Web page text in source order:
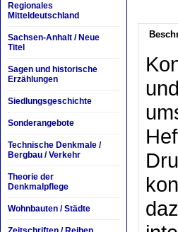
Regionales
Mitteldeutschland
Sachsen-Anhalt / Neue
Titel
Sagen und historische
Erzählungen
Siedlungsgeschichte
Sonderangebote
Technische Denkmale /
Bergbau / Verkehr
Theorie der
Denkmalpflege
Wohnbauten / Städte